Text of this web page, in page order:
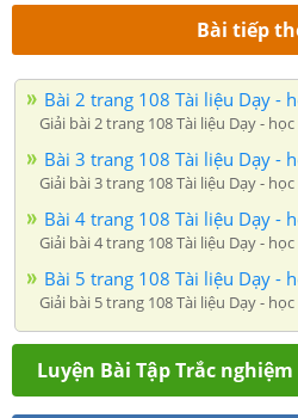
Bài tiếp
Bài 2 trang 108 Tài liệu Dạy -
Giải bài 2 trang 108 Tài liệu Dạy -
Bài 3 trang 108 Tài liệu Dạy -
Giải bài 3 trang 108 Tài liệu Dạy -
Bài 4 trang 108 Tài liệu Dạy -
Giải bài 4 trang 108 Tài liệu Dạy -
Bài 5 trang 108 Tài liệu Dạy -
Giải bài 5 trang 108 Tài liệu Dạy -
Luyện Bài Tập Trắc